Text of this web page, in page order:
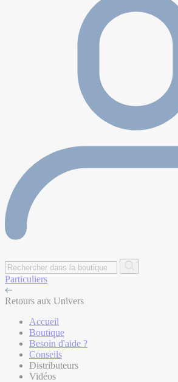
Particuliers
Retours aux Univers
Accueil
Boutique
Besoin d'aide ?
Conseils
Distributeurs
Vidéos